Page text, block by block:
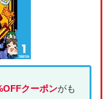
クーポンがも